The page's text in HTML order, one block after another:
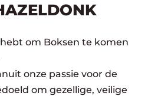
om Boksen te komen
onze passie voor de
om gezellige, veilige